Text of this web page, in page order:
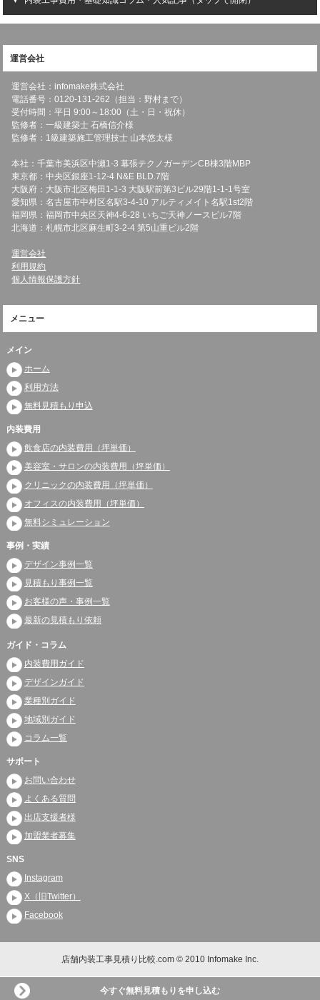
運営会社
運営会社：infomake株式会社
電話番号：0120-131-262（担当：野村まで）
受付時間：平日 9:00～18:00（土・日・祝休）
監修者：一級建築士 石橋信介様
監修者：1級建築施工管理技士 山本悠太様
本社：千葉市美浜区中瀬1-3 幕張テクノガーデンCB棟3階MBP
東京都：中央区銀座1-12-4 N&E BLD.7階
大阪府：大阪市北区梅田1-1-3 大阪駅前第3ビル29階1-1-1号室
愛知県：名古屋市中村区名駅3-4-10 アルティメイト名駅1st2階
福岡県：福岡市中央区天神4-6-28 いちご天神ノースビル7階
北海道：札幌市北区麻生町3-2-4 第5山重ビル2階
運営会社
利用規約
個人情報保護方針
メニュー
メイン
ホーム
利用方法
無料見積もり申込
内装費用
飲食店の内装費用（坪単価）
美容室・サロンの内装費用（坪単価）
クリニックの内装費用（坪単価）
オフィスの内装費用（坪単価）
無料シミュレーション
事例・実績
デザイン事例一覧
見積もり事例一覧
お客様の声・事例一覧
最新の見積もり依頼
ガイド・コラム
内装費用ガイド
デザインガイド
業種別ガイド
地域別ガイド
コラム一覧
サポート
お問い合わせ
よくある質問
出店支援者様
加盟業者募集
SNS
Instagram
X（旧Twitter）
Facebook
店舗内装工事見積り比較.com © 2010 Infomake Inc.
今すぐ無料見積もりを申し込む